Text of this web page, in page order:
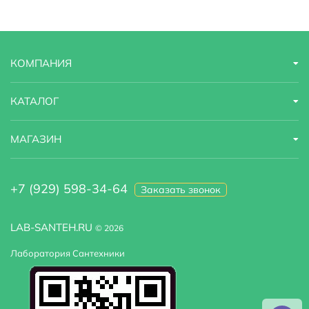
LAB-SANTEH.RU © 2026
Лаборатория Сантехники
КОМПАНИЯ
КАТАЛОГ
МАГАЗИН
+7 (929) 598-34-64 Заказать звонок